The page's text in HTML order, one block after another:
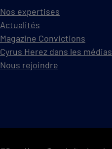
Nos expertises
Actualités
Magazine Convictions
Cyrus Herez dans les médias
Nous rejoindre